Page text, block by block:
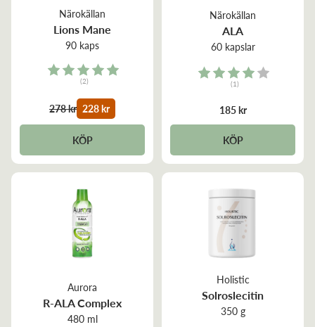
Närokällan
Lions Mane
90 kaps
Rating:
(2)
278 kr 228 kr
KÖP
Närokällan
ALA
60 kapslar
Rating:
(1)
185 kr
KÖP
Aurora
R-ALA Complex
480 ml
Holistic
Solroslecitin
350 g